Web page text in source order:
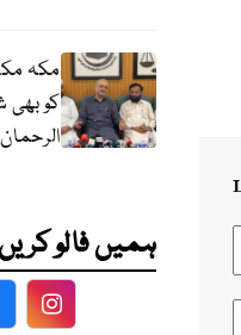
مکہ
کو بھی
الرحمان
ہمیں فالو کریں
Facebook